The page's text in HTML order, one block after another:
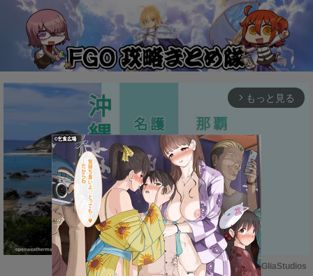
arrow_forward_ios もっと見る
Powered by GliaStudios